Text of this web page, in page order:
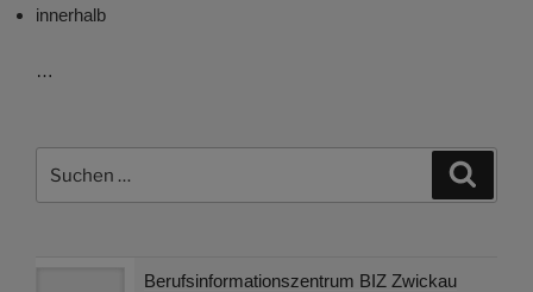
innerhalb
…
nach:
Berufsinformationszentrum BIZ Zwickau